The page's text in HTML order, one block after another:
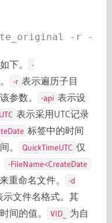
-r -api
下。
-
-r 表示遍历子目
参数。
-api 表示设
表示采用UTC记录
标签中的时间
。
QuickTimeUTC 仅
-FileName<CreateDate
重命名文件。
-d
示文件名格式。其
间的值。 VID_
为自